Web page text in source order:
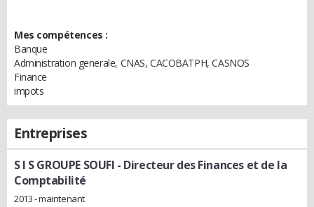
Mes compétences :
Banque
Administration generale, CNAS, CACOBATPH, CASNOS
Finance
impots
Entreprises
S I S GROUPE SOUFI - Directeur des Finances et de la
Comptabilité
2013 - maintenant